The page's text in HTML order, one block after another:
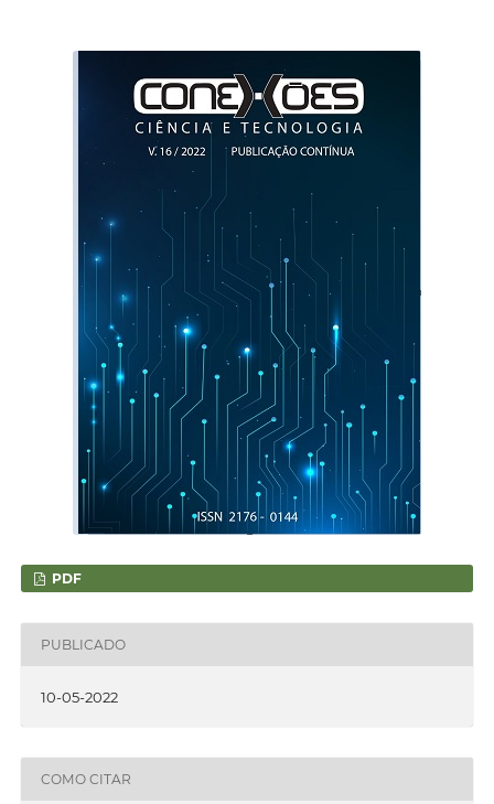
PDF
PUBLICADO
10-05-2022
COMO CITAR